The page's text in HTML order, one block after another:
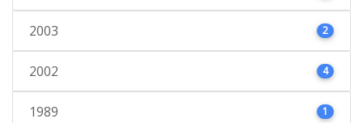
2003 2
2002 4
1989 1